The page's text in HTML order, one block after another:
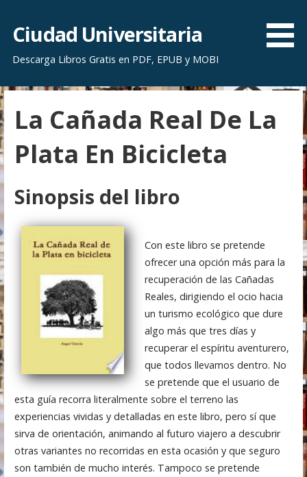
r
a
l
c
o
n
e
n
i
d
o
Ciudad Universitaria
Descarga Libros Gratis en PDF, EPUB y MOBI
La Cañada Real De La
Plata En Bicicleta
Sinopsis del libro
Con este libro se pretende
ofrecer una opción más para la
recuperación de las Cañadas
Reales, dirigiendo el ocio hacia
un turismo ecológico que dure
algo más que tres días y
recuperar el espíritu aventurero,
que todos llevamos dentro. No
se pretende que el usuario de
esta guía recorra literalmente sobre el terreno las
experiencias vividas y detalladas en este libro, pero sí que
sirva de orientación, animando al futuro viajero a descubrir
otras variantes no recorridas en esta ocasión y que seguro
son también de mucho interés. Tampoco se pretende